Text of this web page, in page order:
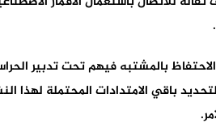
الاحتفاظ بالمشتبه فيهم تحت تدبير
باقي الامتدادات المحتملة لهذا